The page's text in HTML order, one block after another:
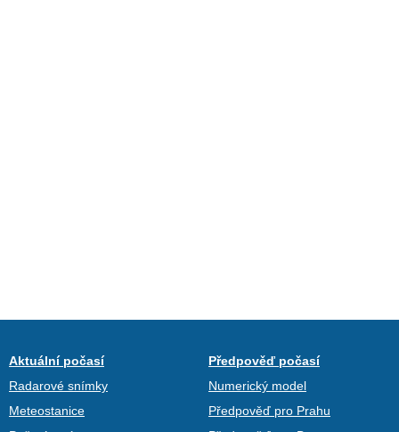
Aktuální počasí
Radarové snímky
Meteostanice
Předpověď počasí
Numerický model
Předpověď pro Prahu